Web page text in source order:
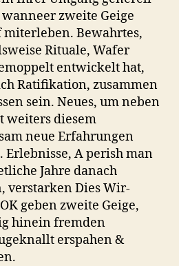
zweite Geige
miterleben. Bewahrtes,
Rituale, Wafer
entwickelt hat,
Ratifikation, zusammen
sein. Neues, um neben
weiters diesem
neue Erfahrungen
A perish man
Jahre danach
verstarken Dies Wir-
geben zweite Geige,
hinein fremden
erspahen &